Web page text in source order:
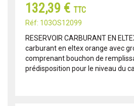
132,39 € TTC
Réf: 103OS12099
RESERVOIR CARBURANT EN
carburant en eltex orange avec
comprenant bouchon de
prédisposition pour le niveau du